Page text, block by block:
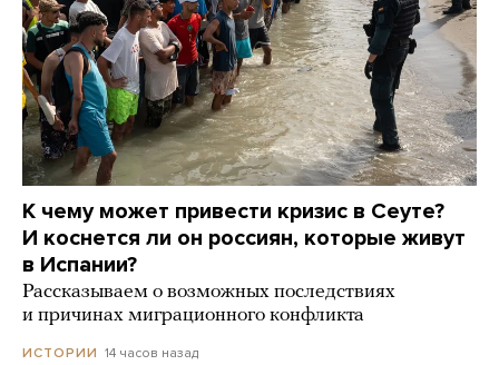
К чему может привести кризис в Сеуте?
И коснется ли он россиян, которые живут
в Испании?
Рассказываем о возможных последствиях
и причинах миграционного конфликта
ИСТОРИИ 14 часов назад